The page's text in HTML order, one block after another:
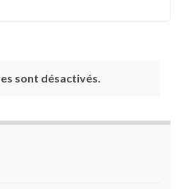
sont désactivés.